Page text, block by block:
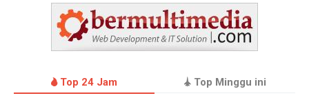
Top 24 Jam Top Minggu ini